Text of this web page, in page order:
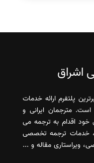
اشراق
پلتفرم ارائه خدمات
مترجمان ایرانی و
اقدام به ترجمه می
خدمات ترجمه تخصصی
ویراستاری مقاله و ...